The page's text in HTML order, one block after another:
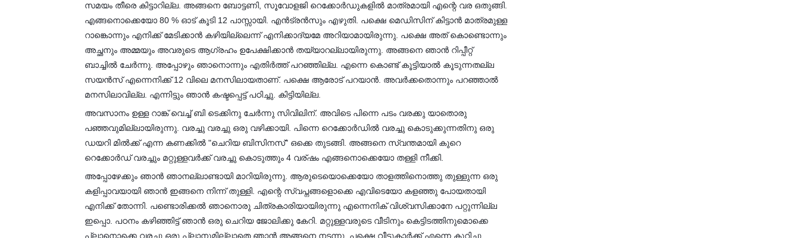
സമയം തീരെ കിട്ടാറില്ല. അങ്ങനെ ബോട്ടണി, സൂവോളജി റെക്കോർഡുകളിൽ മാത്രമായി എന്റെ വര ഒതുങ്ങി.
എങ്ങനൊക്കെയോ 80 % ഓട് കൂടി 12 പാസ്സായി. എൻട്രൻസും എഴുതി. പക്ഷെ മെഡിസിന് കിട്ടാൻ മാത്രമുള്ള
റാങ്കൊന്നും എനിക്ക് മേടിക്കാൻ കഴിയില്ലെന്ന് എനിക്കാദ്യമേ അറിയാമായിരുന്നു. പക്ഷെ അത് കൊണ്ടൊന്നും
അച്ഛനും അമ്മയും അവരുടെ ആഗ്രഹം ഉപേക്ഷിക്കാൻ തയ്യാറല്ലായിരുന്നു. അങ്ങനെ ഞാൻ റിപ്പീറ്റ്
ബാച്ചിൽ ചേർന്നു. അപ്പോഴും ഞാനൊന്നും എതിർത്ത് പറഞ്ഞില്ല. എന്നെ കൊണ്ട് കൂട്ടിയാൽ കൂടുന്നതല്ല
സയൻസ് എന്നെനിക്ക് 12 വിലെ മനസിലായതാണ്. പക്ഷെ ആരോട് പറയാൻ. അവർക്കതൊന്നും പറഞ്ഞാൽ
മനസിലാവില്ല. എന്നിട്ടും ഞാൻ കഷ്ടപ്പെട്ട് പഠിച്ചു. കിട്ടിയില്ല.
അവസാനം ഉള്ള റാങ്ക് വെച്ച് ബി ടെക്കിനു ചേർന്നു സിവിലിന്. അവിടെ പിന്നെ പടം വരക്കു യാതൊരു
പഞ്ഞവുമില്ലായിരുന്നു. വരച്ചു വരച്ചു ഒരു വഴിക്കായി. പിന്നെ റെക്കോർഡിൽ വരച്ചു കൊടുക്കുന്നതിനു ഒരു
ഡയറി മിൽക്ക് എന്ന കണക്കിൽ "ചെറിയ ബിസിനസ്" ഒക്കെ തുടങ്ങി. അങ്ങനെ സ്വന്തമായി കുറെ
റെക്കോർഡ് വരച്ചും മറ്റുള്ളവർക്ക് വരച്ചു കൊടുത്തും 4 വര്ഷം എങ്ങനൊക്കെയോ തള്ളി നീക്കി.
അപ്പോഴേക്കും ഞാൻ ഞാനല്ലാണ്ടായി മാറിയിരുന്നു. ആരുടെയൊക്കെയോ താളത്തിനൊത്തു തുള്ളുന്ന ഒരു
കളിപ്പാവയായി ഞാൻ ഇങ്ങനെ നിന്ന് തുള്ളി. എന്റെ സ്വപ്നങ്ങളൊക്കെ എവിടെയോ കളഞ്ഞു പോയതായി
എനിക്ക് തോന്നി. പണ്ടൊരിക്കൽ ഞാനൊരു ചിത്രകാരിയായിരുന്നു എന്നെനിക് വിശ്വസിക്കാനേ പറ്റുന്നില്ല
ഇപ്പൊ. പഠനം കഴിഞ്ഞിട്ട് ഞാൻ ഒരു ചെറിയ ജോലിക്കു കേറി. മറ്റുള്ളവരുടെ വീടിനും കെട്ടിടത്തിനുമൊക്കെ
പ്ലാനൊക്കെ വരച്ചു ഒരു പ്ലാനുമില്ലാതെ ഞാൻ അങ്ങനെ നടന്നു. പക്ഷെ വീട്ടുകാർക്ക് എന്നെ കുറിച്ചു